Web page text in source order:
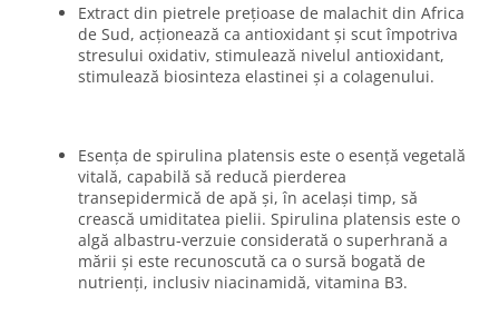
Extract din pietrele prețioase de malachit din Africa
de Sud, acționează ca antioxidant și scut împotriva
stresului oxidativ, stimulează nivelul antioxidant,
stimulează biosinteza elastinei și a colagenului.
Esența de spirulina platensis este o esență vegetală
vitală, capabilă să reducă pierderea
transepidermică de apă și, în același timp, să
crească umiditatea pielii. Spirulina platensis este o
algă albastru-verzuie considerată o superhrană a
mării și este recunoscută ca o sursă bogată de
nutrienți, inclusiv niacinamidă, vitamina B3.